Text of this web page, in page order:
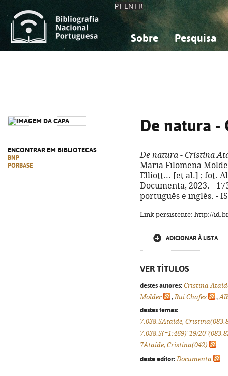
PT EN FR
Sobre Pesquisa
ENCONTRAR EM BIBLIOTECAS
BNP
PORBASE
De natura -
De natura - Cristina
Maria Filomena
Elliott... [et al.] ; fot.
Documenta, 2023. -
português e inglês. -
Link persistente: http://
ADICIONAR À LISTA
VER TÍTULOS
destes autores: Cristina
Molder
,Rui Chafes ,
destes temas:
7.038.5Ataíde,
7.038.5(=1:469)"19/
7Ataíde, Cristina(042)
deste editor: Documenta